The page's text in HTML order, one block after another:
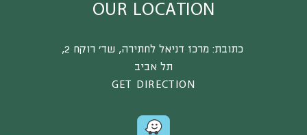
OUR LOCATION
כתובת: מרכז דניאל לחתירה, שד’ רוקח 2,
תל אביב
GET DIRECTION